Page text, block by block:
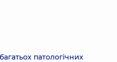
патологічних